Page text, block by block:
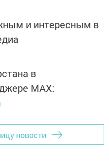
и интересным в
в
MАХ:
новости